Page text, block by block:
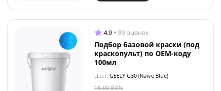
4.9 99 оценок
Подбор базовой краски (под
краскопульт) по OEM-коду
100мл
Цвет: GEELY G30 (Naïve Blue)
16.00BYN